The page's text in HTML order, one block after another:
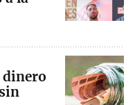
dinero